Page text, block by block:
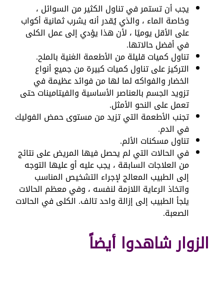
يجب أن تستمر في تناول الكثير من السوائل ،
وخاصة الماء ، والذي يُقدر أنه يشرب ثمانية أكواب
على الأقل يوميًا ، لأن هذا يؤدي إلى عمل الكلى
في أفضل حالاتها.
تناول كميات قليلة من الأطعمة الغنية بالملح.
التركيز على تناول كميات كبيرة من جميع أنواع
الخضار والفواكه لما لها من فوائد عظيمة في
تزويد الجسم بالعناصر الأساسية والفيتامينات حتى
تعمل على النحو الأمثل.
تجنب الأطعمة التي تزيد من مستوى حمض الفوليك
في الدم.
تناول مسكنات الألم.
في الحالات التي لم يحصل فيها المريض على نتائج
من العلاجات السابقة ، يجب عليه أو عليها التوجه
إلى الطبيب المعالج لإجراء التشخيص المناسب
واتخاذ الرعاية اللازمة لنفسه ، وفي معظم الحالات
يلجأ الطبيب إلى إزالة واحد تالف. الكلى في الحالات
الصعبة.
الزوار شاهدوا أيضاً